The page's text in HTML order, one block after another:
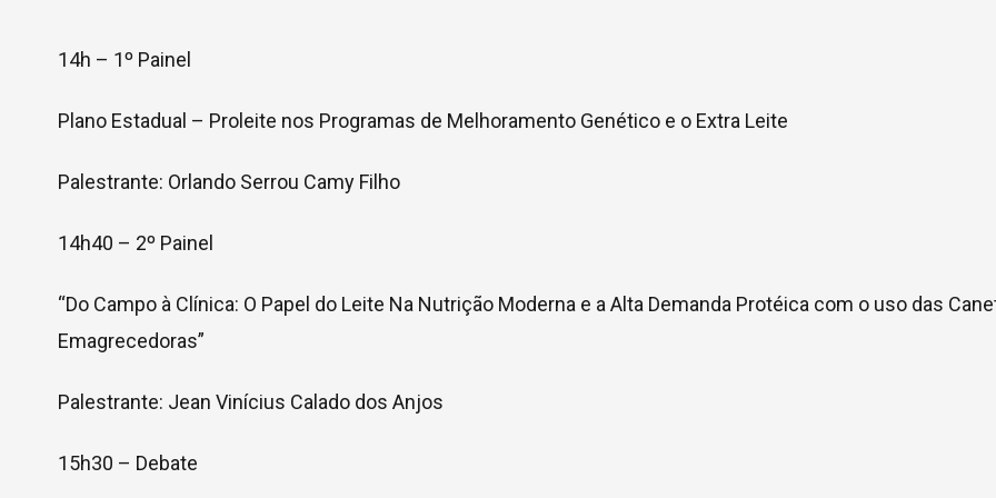
14h – 1º Painel
Plano Estadual – Proleite nos Programas de Melhoramento Genético e o Extra Leite
Palestrante: Orlando Serrou Camy Filho
14h40 – 2º Painel
“Do Campo à Clínica: O Papel do Leite Na Nutrição Moderna e a Alta Demanda Protéica com o uso das
Emagrecedoras”
Palestrante: Jean Vinícius Calado dos Anjos
15h30 – Debate